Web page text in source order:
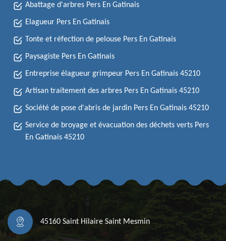
Abattage d'arbres Pers En Gatinais
Elagueur Pers En Gatinais
Tonte et réfection de pelouse Pers En Gatinais
Paysagiste Pers En Gatinais
Entreprise élagueur grimpeur Pers En Gatinais 45210
Artisan traitement des arbres Pers En Gatinais 45210
Société de pose d'abris de jardin Pers En Gatinais 45210
Service de broyage et évacuation des déchets verts Pers
En Gatinais 45210
45160 Saint Hilaire Saint Mesmin